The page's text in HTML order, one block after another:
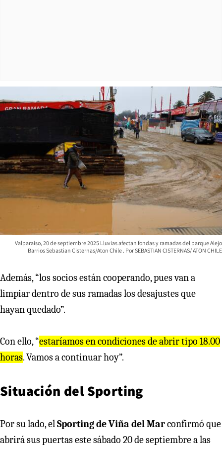
Valparaiso, 20 de septiembre 2025 Lluvias afectan fondas y ramadas del parque Alejo
Barrios Sebastian Cisternas/Aton Chile
SEBASTIAN CISTERNAS/ ATON CHILE
Además, “los socios están cooperando, pues van a
limpiar dentro de sus ramadas los desajustes que
hayan quedado”.
Con ello, “estaríamos en condiciones de abrir tipo 18.00
horas. Vamos a continuar hoy”.
Situación del Sporting
Por su lado, el Sporting de Viña del Marconfirmó que
abrirá sus puertas este sábado 20 de septiembre a las